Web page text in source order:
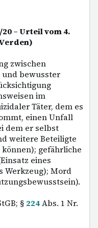
20 – Urteil vom 4.
zwischen
bewusster
im
Täter, dem es
einen Unfall
dem er selbst
weitere Beteiligte
gefährliche
eines
Werkzeug); Mord
§ 224Abs. 1 Nr.